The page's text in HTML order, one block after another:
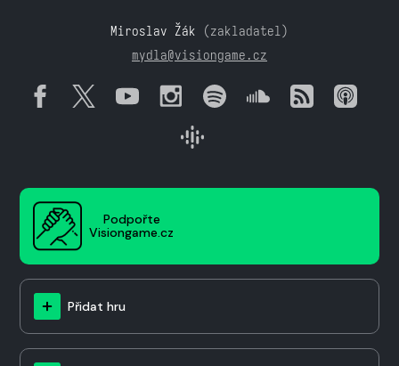
Miroslav Žák (zakladatel)
mydla@visiongame.cz
Podpořte
Visiongame.cz
Přidat hru